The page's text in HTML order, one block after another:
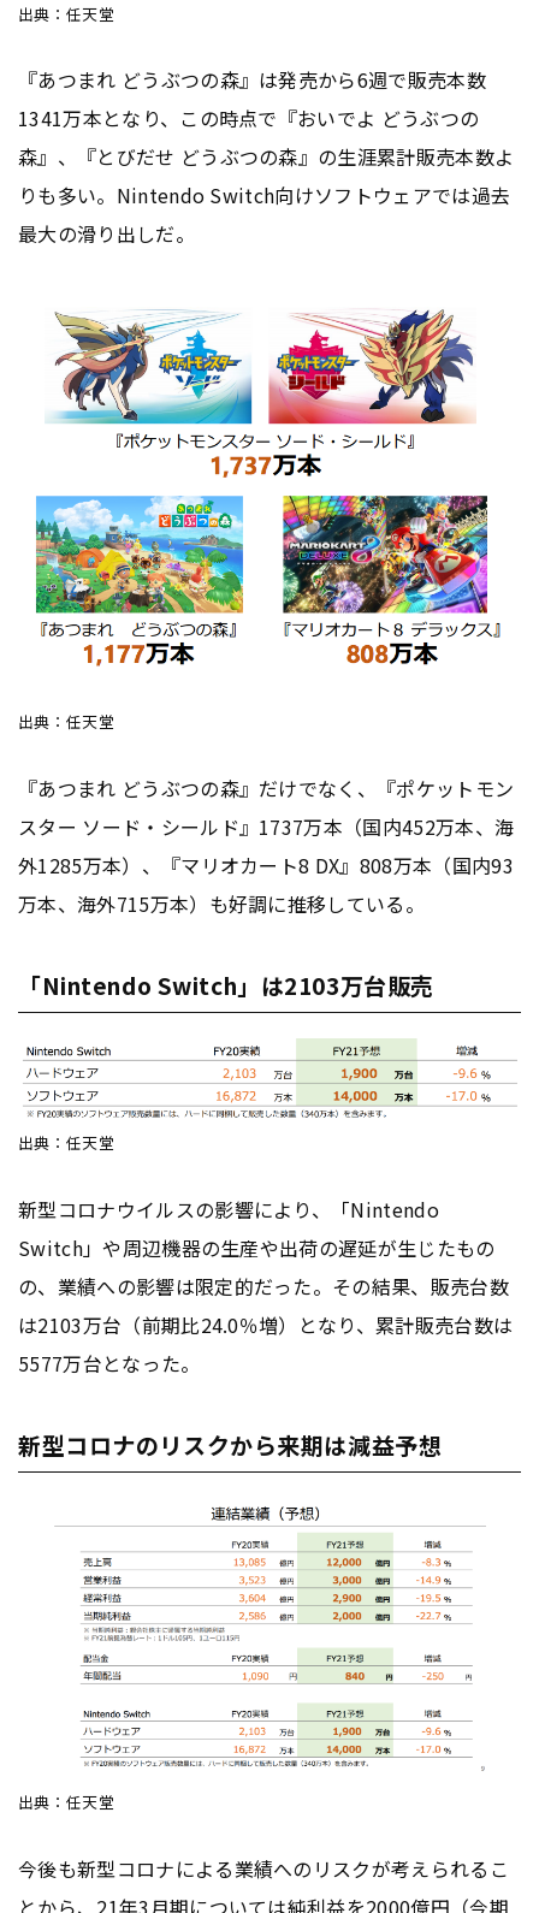
出典：任天堂
『あつまれ どうぶつの森』は発売から6週で販売本数
1341万本となり、この時点で『おいでよ どうぶつの
森』、『とびだせ どうぶつの森』の生涯累計販売本数よ
りも多い。Nintendo Switch向けソフトウェアでは過去
最大の滑り出しだ。
出典：任天堂
『あつまれ どうぶつの森』だけでなく、『ポケットモン
スター ソード・シールド』1737万本（国内452万本、海
外1285万本）、『マリオカート8 DX』808万本（国内93
万本、海外715万本）も好調に推移している。
「Nintendo Switch」は2103万台販売
出典：任天堂
新型コロナウイルスの影響により、「Nintendo
Switch」や周辺機器の生産や出荷の遅延が生じたもの
の、業績への影響は限定的だった。その結果、販売台数
は2103万台（前期比24.0％増）となり、累計販売台数は
5577万台となった。
新型コロナのリスクから来期は減益予想
出典：任天堂
今後も新型コロナによる業績へのリスクが考えられるこ
とから、21年3月期については純利益を2000億円（今期